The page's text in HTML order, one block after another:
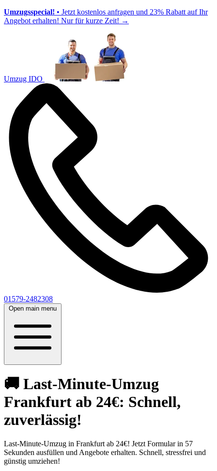
Umzugsspecial! • Jetzt kostenlos anfragen und 23% Rabatt auf Ihr
Angebot erhalten! Nur für kurze Zeit! →
Umzug IDO
01579-2482308
Open main menu
🚚 Last-Minute-Umzug
Frankfurt ab 24€: Schnell,
zuverlässig!
Last-Minute-Umzug in Frankfurt ab 24€! Jetzt Formular in 57
Sekunden ausfüllen und Angebote erhalten. Schnell, stressfrei und
günstig umziehen!